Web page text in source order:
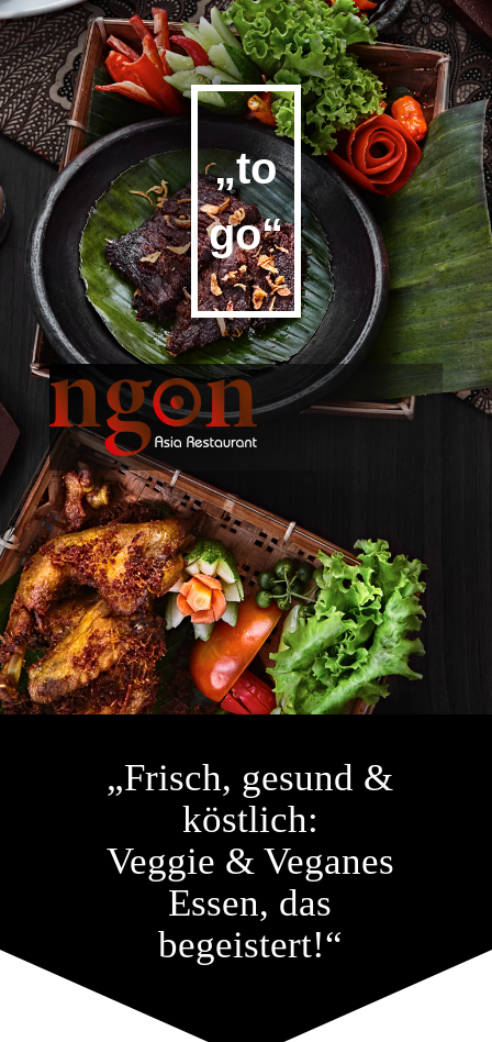
„to
go“
„Frisch, gesund &
köstlich:
Veggie & Veganes
Essen, das
begeistert!“